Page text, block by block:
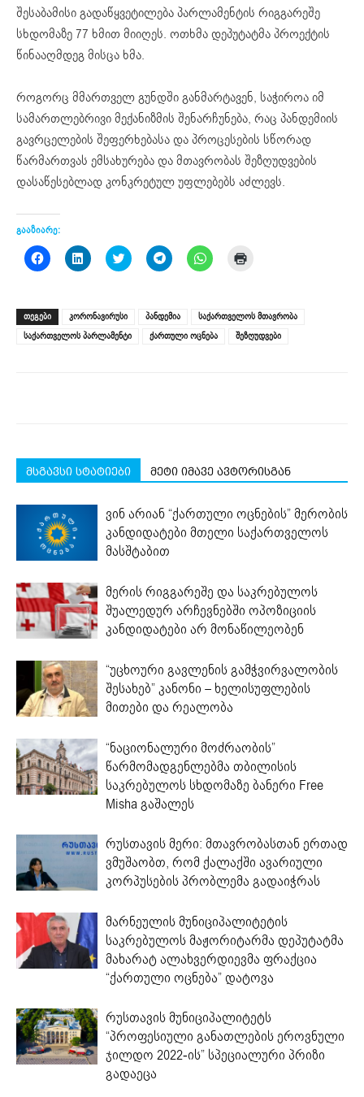
შესაბამისი გადაწყვეტილება პარლამენტის რიგგარეშე
სხდომაზე 77 ხმით მიიღეს. ოთხმა დეპუტატმა პროექტის
წინააღმდეგ მისცა ხმა.
როგორც მმართველ გუნდში განმარტავენ, საჭიროა იმ
სამართლებრივი მექანიზმის შენარჩუნება, რაც პანდემიის
გავრცელების შეფერხებასა და პროცესების სწორად
წარმართვას ემსახურება და მთავრობას შეზღუდვების
დასაწესებლად კონკრეტულ უფლებებს აძლევს.
გააზიარე:
Click
to
(Opens
in
new
window)
Click
to
(Opens
in
new
window)
Click
to
(Opens
in
new
window)
Click
to
(Opens
in
new
window)
Click
to
(Opens
in
new
window)
new
window)
ᲗᲔᲒᲔᲑᲘ კორონავირუსი პანდემია
საქართველოს მთავრობა
საქართველოს პარლამენტი
ქართული ოცნება შეზღუდვები
მსგავსი სტატიები მეტი იმავე ავტორისგან
ვინ არიან “ქართული ოცნების” მერობის
კანდიდატები მთელი საქართველოს
მასშტაბით
მერის რიგგარეშე და საკრებულოს
შუალედურ არჩევნებში ოპოზიციის
კანდიდატები არ მონაწილეობენ
“უცხოური გავლენის გამჭვირვალობის
შესახებ” კანონი – ხელისუფლების
მითები და რეალობა
“ნაციონალური მოძრაობის”
წარმომადგენლებმა თბილისის
საკრებულოს სხდომაზე ბანერი Free
Misha გაშალეს
რუსთავის მერი: მთავრობასთან ერთად
ვმუშაობთ, რომ ქალაქში ავარიული
კორპუსების პრობლემა გადაიჭრას
მარნეულის მუნიციპალიტეტის
საკრებულოს მაჟორიტარმა დეპუტატმა
მახარატ ალახვერდიევმა ფრაქცია
“ქართული ოცნება” დატოვა
რუსთავის მუნიციპალიტეტს
“პროფესიული განათლების ეროვნული
ჯილდო 2022-ის” სპეციალური პრიზი
გადაეცა